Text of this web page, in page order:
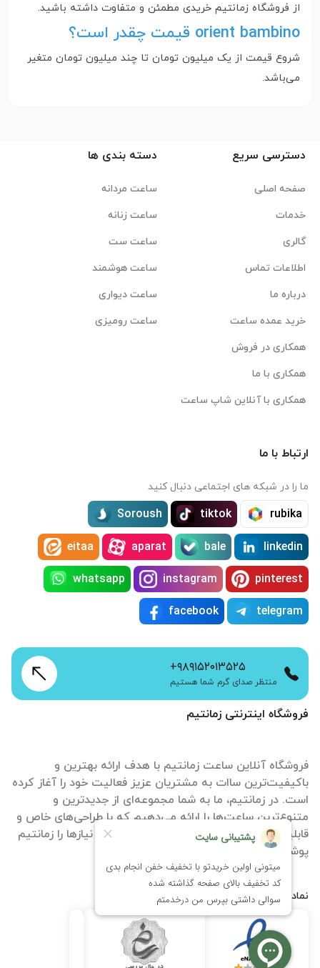
از فروشگاه زمانتیم خریدی مطمئن و متفاوت داشته باشید.
orient bambino قیمت چقدر است؟
شروع قیمت از یک میلیون تومان تا چند میلیون تومان متغیر
می‌باشد.
فروشگاه اینترنتی زمانتیم
فروشگاه آنلاین ساعت زمانتیم با هدف ارائه بهترین و
باکیفیت‌ترین ساات‌ به مشتریان عزیز فعالیت خود را آغاز کرده
است. در زمانتیم، ما به شما مجموعه‌ای از جدیدترین و
متنوع‌ترین ساعت‌ها را ارائه می‌دهیم که با طراحی‌های خاص و
قابلیت‌های منحصر به فرد، تمامی سلیقه‌ها و نیازها را زمانتیم
پوشش می‌دهند.
نمادها
دسترسی سریع
صفحه اصلی
خدمات
گالری
اطلاعات تماس
درباره ما
خرید عمده ساعت
همکاری در فروش
همکاری با ما
همکاری با آنلاین شاپ ساعت
دسته بندی ها
ساعت مردانه
ساعت زنانه
ساعت ست
ساعت هوشمند
ساعت دیواری
ساعت رومیزی
ارتباط با ما
ما را در شبکه های اجتماعی دنبال کنید
rubika
tiktok
Soroush
linkedin
bale
aparat
eitaa
pinterest
instagram
whatsapp
telegram
facebook
+۹۸۹۱۵۲۰۱۳۵۲۵
منتظر صدای گرم شما هستیم